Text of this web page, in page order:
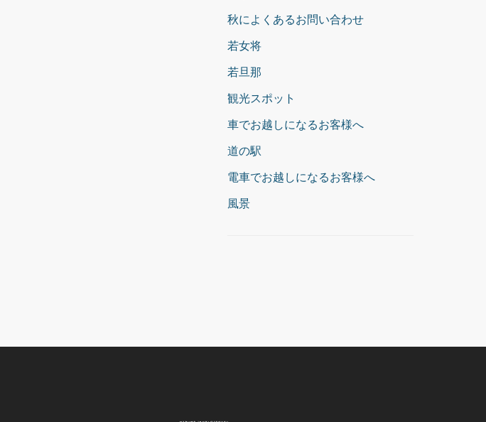
秋によくあるお問い合わせ
若女将
若旦那
観光スポット
車でお越しになるお客様へ
道の駅
電車でお越しになるお客様へ
風景